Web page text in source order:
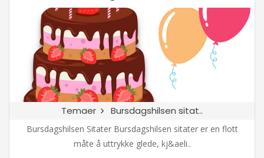
Temaer Bursdagshilsen sitat..
Bursdagshilsen Sitater Bursdagshilsen sitater er en flott
måte å uttrykke glede, kj&aeli..